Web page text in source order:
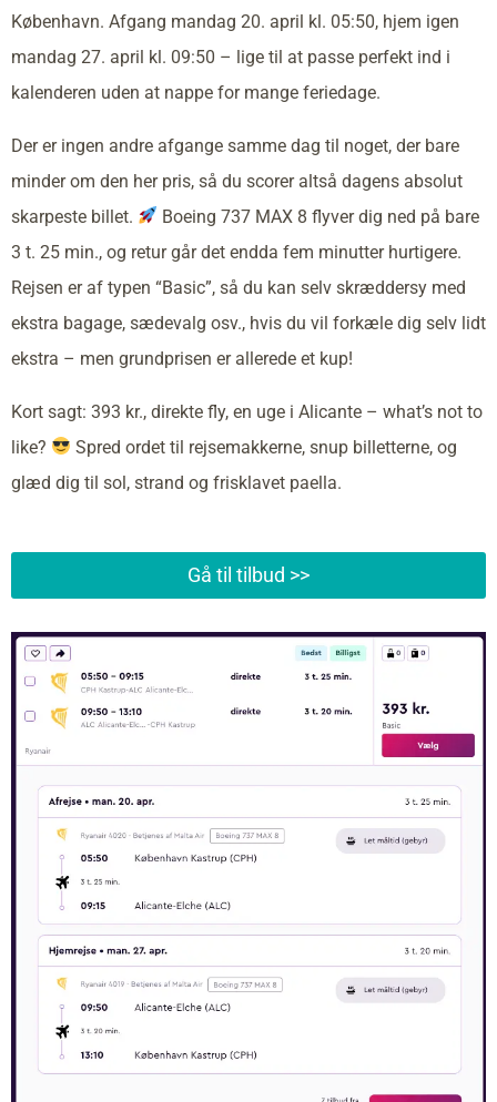
København. Afgang mandag 20. april kl. 05:50, hjem igen
mandag 27. april kl. 09:50 – lige til at passe perfekt ind i
kalenderen uden at nappe for mange feriedage.
Der er ingen andre afgange samme dag til noget, der bare
minder om den her pris, så du scorer altså dagens absolut
skarpeste billet.
Boeing 737 MAX 8 flyver dig ned på bare
3 t. 25 min., og retur går det endda fem minutter hurtigere.
Rejsen er af typen “Basic”, så du kan selv skræddersy med
ekstra bagage, sædevalg osv., hvis du vil forkæle dig selv lidt
ekstra – men grundprisen er allerede et kup!
Kort sagt: 393 kr., direkte fly, en uge i Alicante – what’s not to
like?
Spred ordet til rejsemakkerne, snup billetterne, og
glæd dig til sol, strand og frisklavet paella.
Gå til tilbud >>